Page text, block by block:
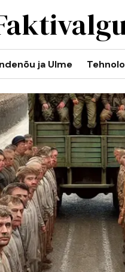
ja Ulme